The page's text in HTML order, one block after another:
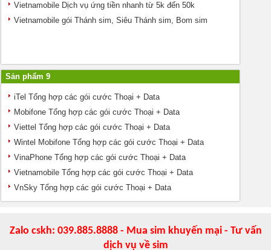
Vietnamobile Dịch vụ ứng tiền nhanh từ 5k đến 50k
Vietnamobile gói Thánh sim, Siêu Thánh sim, Bom sim
Sản phẩm 9
iTel Tổng hợp các gói cước Thoại + Data
Mobifone Tổng hợp các gói cước Thoại + Data
Viettel Tổng hợp các gói cước Thoại + Data
Wintel Mobifone Tổng hợp các gói cước Thoại + Data
VinaPhone Tổng hợp các gói cước Thoại + Data
Vietnamobile Tổng hợp các gói cước Thoại + Data
VnSky Tổng hợp các gói cước Thoại + Data
Zalo cskh: 039.885.8888 - Mua sim khuyến mại - Tư vấn
dịch vụ về sim